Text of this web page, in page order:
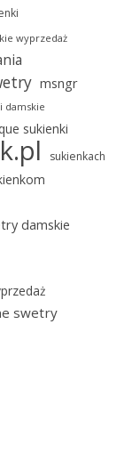
wyprzedaż
msngr
damskie
sukienki
sukienkach
damskie
swetry